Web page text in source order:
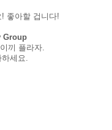
좋아할 겁니다!
Group
끼 플라자.
세요.